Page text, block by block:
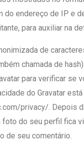
do endereço de IP e
para auxiliar na
de
chamada de
para verificar se
do Gravatar
privacy/. Depois
foto do seu perfil fica
de seu comentário.